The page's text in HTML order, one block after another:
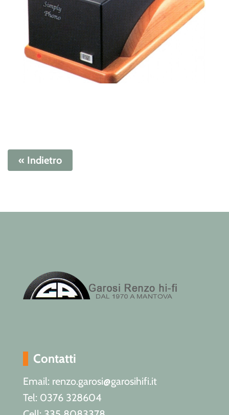
« Indietro
Contatti
Email: renzo.garosi@garosihifi.it
Tel: 0376 328604